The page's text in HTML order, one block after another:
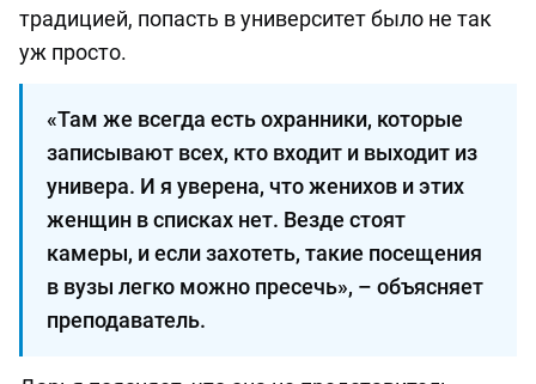
традицией, попасть в университет было не так
уж просто.
«Там же всегда есть охранники, которые
записывают всех, кто входит и выходит из
универа. И я уверена, что женихов и этих
женщин в списках нет. Везде стоят
камеры, и если захотеть, такие посещения
в вузы легко можно пресечь», – объясняет
преподаватель.